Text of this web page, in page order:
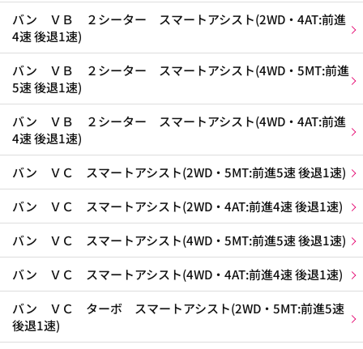
バン ＶＢ ２シーター スマートアシスト(2WD・4AT:前進
4速 後退1速)
バン ＶＢ ２シーター スマートアシスト(4WD・5MT:前進
5速 後退1速)
バン ＶＢ ２シーター スマートアシスト(4WD・4AT:前進
4速 後退1速)
バン ＶＣ スマートアシスト(2WD・5MT:前進5速 後退1速)
バン ＶＣ スマートアシスト(2WD・4AT:前進4速 後退1速)
バン ＶＣ スマートアシスト(4WD・5MT:前進5速 後退1速)
バン ＶＣ スマートアシスト(4WD・4AT:前進4速 後退1速)
バン ＶＣ ターボ スマートアシスト(2WD・5MT:前進5速
後退1速)